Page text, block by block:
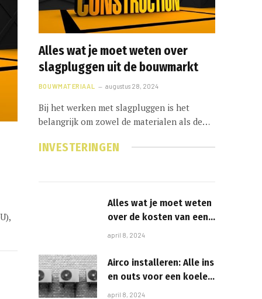
Alles wat je moet weten over
slagpluggen uit de bouwmarkt
BOUWMATERIAAL augustus 28, 2024
Bij het werken met slagpluggen is het
belangrijk om zowel de materialen als de…
INVESTERINGEN
Alles wat je moet weten
over de kosten van een
Cinewall
april 8, 2024
Airco installeren: Alle ins
en outs voor een koele
zomer
april 8, 2024